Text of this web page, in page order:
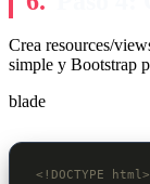
Crea resources/
simple y Bootstrap
blade
<!DOCTYPE html>